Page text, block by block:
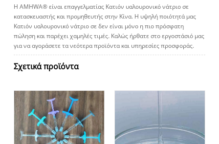
Η AMHWA® είναι επαγγελματίας Κατιόν υαλουρονικό νάτριο σε
κατασκευαστής και προμηθευτής στην Κίνα. Η υψηλή ποιότητά μας
Κατιόν υαλουρονικό νάτριο σε δεν είναι μόνο η πιο πρόσφατη
πώληση και παρέχει χαμηλές τιμές. Καλώς ήρθατε στο εργοστάσιό μας
για να αγοράσετε τα νεότερα προϊόντα και υπηρεσίες προσφοράς.
Σχετικά προϊόντα